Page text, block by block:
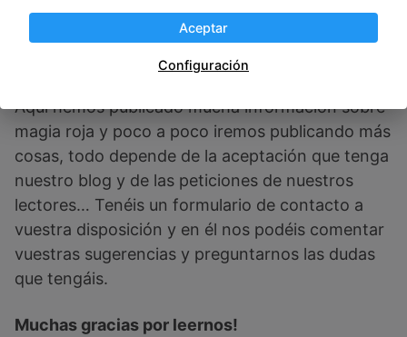
encuentres hechizos de diferentes tipos
dependiendo de quien de nosotras lo haya
Aquí hemos publicado mucha información sobre
magia roja y poco a poco iremos publicando más
cosas, todo depende de la aceptación que tenga
nuestro blog y de las peticiones de nuestros
lectores… Tenéis un formulario de contacto a
vuestra disposición y en él nos podéis comentar
vuestras sugerencias y preguntarnos las dudas
que tengáis.
Muchas gracias por leernos!
Aceptar
Configuración